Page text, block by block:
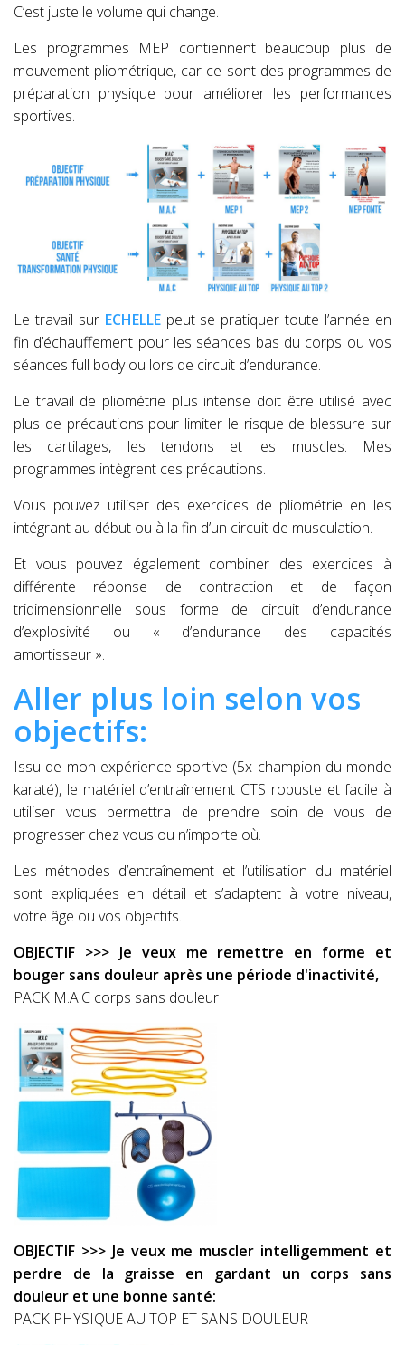
C’est juste le volume qui change.
Les programmes MEP contiennent beaucoup plus de
mouvement pliométrique, car ce sont des programmes de
préparation physique pour améliorer les performances
sportives.
Le travail sur ECHELLE peut se pratiquer toute l’année en
fin d’échauffement pour les séances bas du corps ou vos
séances full body ou lors de circuit d’endurance.
Le travail de pliométrie plus intense doit être utilisé avec
plus de précautions pour limiter le risque de blessure sur
les cartilages, les tendons et les muscles. Mes
programmes intègrent ces précautions.
Vous pouvez utiliser des exercices de pliométrie en les
intégrant au début ou à la fin d’un circuit de musculation.
Et vous pouvez également combiner des exercices à
différente réponse de contraction et de façon
tridimensionnelle sous forme de circuit d’endurance
d’explosivité ou « d’endurance des capacités
amortisseur ».
Aller plus loin selon vos
objectifs:
Issu de mon expérience sportive (5x champion du monde
karaté), le matériel d’entraînement CTS robuste et facile à
utiliser vous permettra de prendre soin de vous de
progresser chez vous ou n’importe où.
Les méthodes d’entraînement et l’utilisation du matériel
sont expliquées en détail et s’adaptent à votre niveau,
votre âge ou vos objectifs.
OBJECTIF >>> Je veux me remettre en forme et
bouger sans douleur après une période d'inactivité,
PACK M.A.C corps sans douleur
OBJECTIF >>> Je veux me muscler intelligemment et
perdre de la graisse en gardant un corps sans
douleur et une bonne santé:
PACK PHYSIQUE AU TOP ET SANS DOULEUR